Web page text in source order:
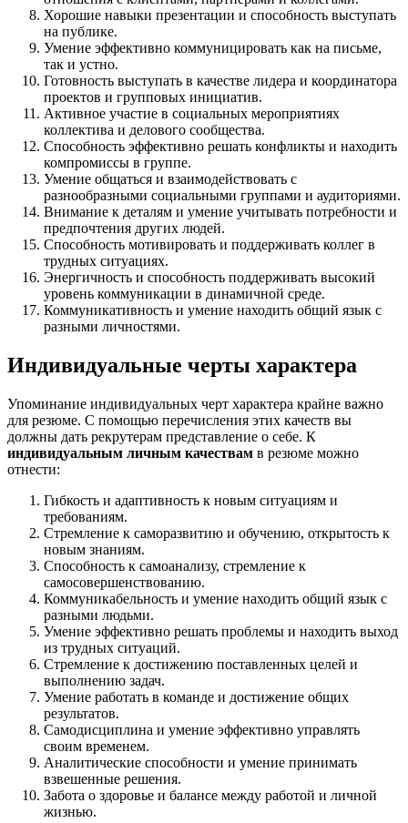
Хорошие навыки презентации и способность выступать
на публике.
Умение эффективно коммуницировать как на письме,
так и устно.
Готовность выступать в качестве лидера и координатора
проектов и групповых инициатив.
Активное участие в социальных мероприятиях
коллектива и делового сообщества.
Способность эффективно решать конфликты и находить
компромиссы в группе.
Умение общаться и взаимодействовать с
разнообразными социальными группами и аудиториями.
Внимание к деталям и умение учитывать потребности и
предпочтения других людей.
Способность мотивировать и поддерживать коллег в
трудных ситуациях.
Энергичность и способность поддерживать высокий
уровень коммуникации в динамичной среде.
Коммуникативность и умение находить общий язык с
разными личностями.
Индивидуальные черты характера
Упоминание индивидуальных черт характера крайне важно
для резюме. С помощью перечисления этих качеств вы
должны дать рекрутерам представление о себе. К
индивидуальным личным качествам в резюме можно
отнести:
Гибкость и адаптивность к новым ситуациям и
требованиям.
Стремление к саморазвитию и обучению, открытость к
новым знаниям.
Способность к самоанализу, стремление к
самосовершенствованию.
Коммуникабельность и умение находить общий язык с
разными людьми.
Умение эффективно решать проблемы и находить выход
из трудных ситуаций.
Стремление к достижению поставленных целей и
выполнению задач.
Умение работать в команде и достижение общих
результатов.
Самодисциплина и умение эффективно управлять
своим временем.
Аналитические способности и умение принимать
взвешенные решения.
Забота о здоровье и балансе между работой и личной
жизнью.